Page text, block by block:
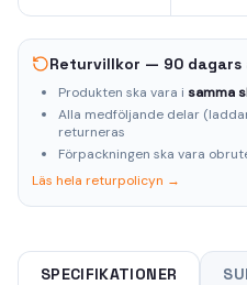
Returvillkor — 90
Produkten ska vara i samma
Alla medföljande delar
returneras
Förpackningen ska vara
Läs hela returpolicyn →
SPECIFIKATIONER